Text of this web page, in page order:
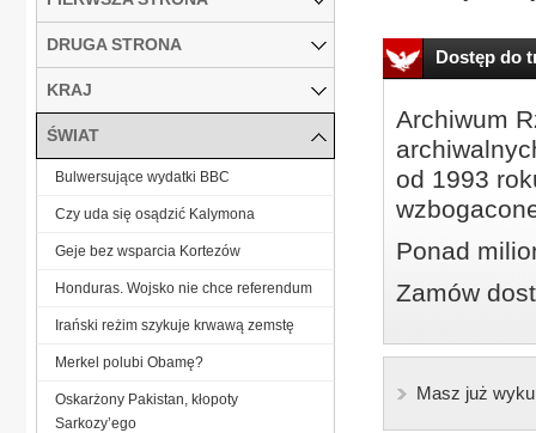
Dostęp do
Archiwum
od 1993
Ponad
Zamów
Masz już
DRUGA STRONA
KRAJ
ŚWIAT
Bulwersujące wydatki BBC
Czy uda się osądzić Kalymona
Geje bez wsparcia Kortezów
Honduras. Wojsko nie chce referendum
Irański reżim szykuje krwawą zemstę
Merkel polubi Obamę?
Oskarżony Pakistan, kłopoty
Sarkozy’ego